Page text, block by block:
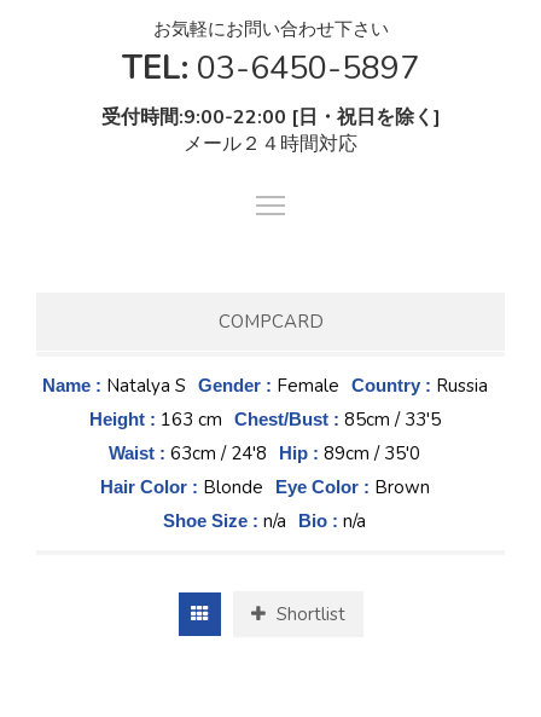
お気軽にお問い合わせ下さい
TEL: 03-6450-5897
受付時間:9:00-22:00 [日・祝日を除く]
メール２４時間対応
COMPCARD
Name : Natalya S Gender : Female Country : Russia
Height : 163 cm Chest/Bust : 85cm / 33'5
Waist : 63cm / 24'8 Hip : 89cm / 35'0
Hair Color : Blonde Eye Color : Brown
Shoe Size : n/a Bio : n/a
Shortlist